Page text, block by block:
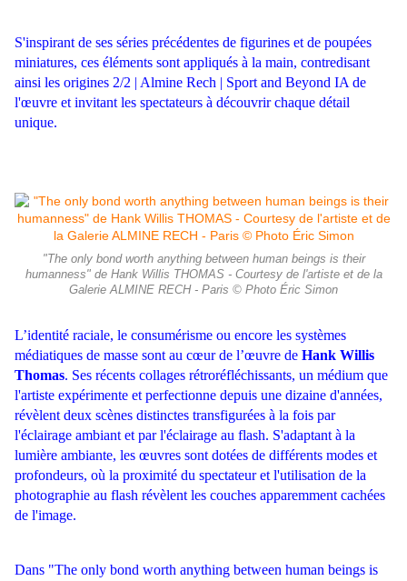
S'inspirant de ses séries précédentes de figurines et de poupées
miniatures, ces éléments sont appliqués à la main, contredisant
ainsi les origines 2/2 | Almine Rech | Sport and Beyond IA de
l'œuvre et invitant les spectateurs à découvrir chaque détail
unique.
"The only bond worth anything between human beings is their
humanness" de Hank Willis THOMAS - Courtesy de l'artiste et de la
Galerie ALMINE RECH - Paris © Photo Éric Simon
L’identité raciale, le consumérisme ou encore les systèmes
médiatiques de masse sont au cœur de l’œuvre de Hank Willis
Thomas. Ses récents collages rétroréfléchissants, un médium que
l'artiste expérimente et perfectionne depuis une dizaine d'années,
révèlent deux scènes distinctes transfigurées à la fois par
l'éclairage ambiant et par l'éclairage au flash. S'adaptant à la
lumière ambiante, les œuvres sont dotées de différents modes et
profondeurs, où la proximité du spectateur et l'utilisation de la
photographie au flash révèlent les couches apparemment cachées
de l'image.
Dans "The only bond worth anything between human beings is